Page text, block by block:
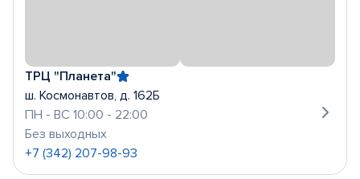
ТРЦ "Планета"
ш. Космонавтов, д. 162Б
ПН - ВС 10:00 - 22:00
Без выходных
+7 (342) 207-98-93